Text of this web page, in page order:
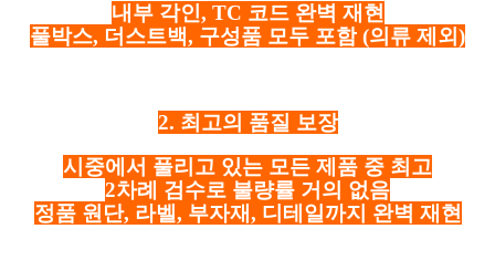
내부 각인, TC 코드 완벽 재현
풀박스, 더스트백, 구성품 모두 포함 (의류 제외)
2. 최고의 품질 보장
시중에서 풀리고 있는 모든 제품 중 최고
2차례 검수로 불량률 거의 없음
정품 원단, 라벨, 부자재, 디테일까지 완벽 재현